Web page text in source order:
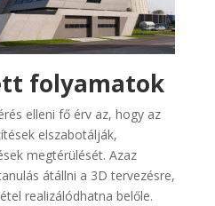
folyamatok
elleni fő érv az, hogy az
elszabotálják,
megtérülését. Azaz
átállni a 3D tervezésre,
realizálódhatna belőle.